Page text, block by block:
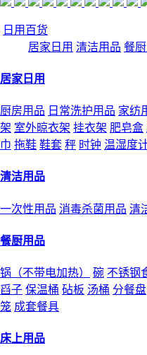
日用百货
居家日用 清洁用品 餐
居家日用
厨房用品 日常洗护用品 家纺
架 室外晾衣架 挂衣架 肥皂盒
巾 拖鞋 鞋套 秤 时钟 温湿度
清洁用品
一次性用品 消毒杀菌用品 清
餐厨用品
锅（不带电加热） 碗 不锈钢
舀子 保温桶 砧板 汤桶 分餐盘
笼 成套餐具
床上用品